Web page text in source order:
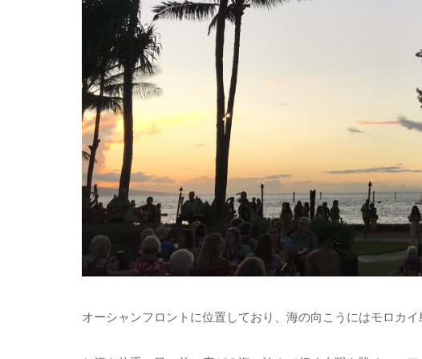
オーシャンフロントに位置しており、海の向こうにはモロカイ